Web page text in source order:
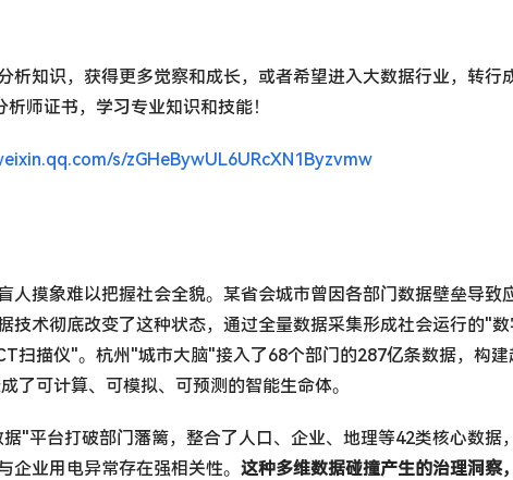
析知识，获得更多觉察和成长，或者希望进入大数据行业，转行
师证书，学习专业知识和技能！
s/zGHeBywUL6URcXN1Byzvmw
人摸象难以把握社会全貌。某省会城市曾因各部门数据壁垒导致
技术彻底改变了这种状态，通过全量数据采集形成社会运行的"数
扫描仪"。杭州"城市大脑"接入了68个部门的287亿条数据，构建
了可计算、可模拟、可预测的智能生命体。
"平台打破部门藩篱，整合了人口、企业、地理等42类核心数据
业用电异常存在强相关性。 这种多维数据碰撞产生的治理洞察